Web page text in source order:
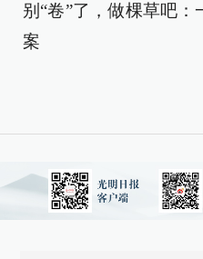
别“卷”了，做棵草吧：
案